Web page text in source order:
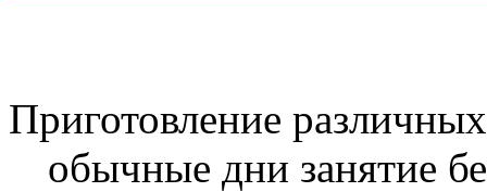
Приготовление
обычные дни занятие